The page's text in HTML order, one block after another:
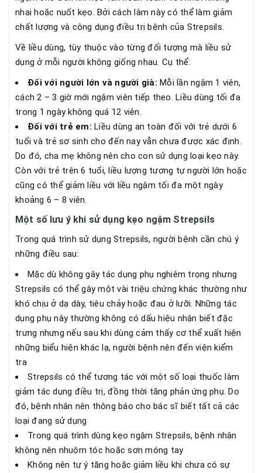
nhai hoặc nuốt kẹo. Bởi cách làm này có thể làm giảm
chất lượng và công dụng điều trị bệnh của Strepsils.
Về liều dùng, tùy thuộc vào từng đối tượng mà liều sử
dụng ở mỗi người không giống nhau. Cụ thể:
Đối với người lớn và người già: Mỗi lần ngậm 1 viên,
cách 2 – 3 giờ mới ngậm viên tiếp theo. Liều dùng tối đa
trong 1 ngày không quá 12 viên.
Đối với trẻ em: Liều dùng an toàn đối với trẻ dưới 6
tuổi và trẻ sơ sinh cho đến nay vẫn chưa được xác định.
Do đó, cha mẹ không nên cho con sử dụng loại kẹo này.
Còn với trẻ trên 6 tuổi, liều lượng tương tự người lớn hoặc
cũng có thể giảm liều với liều ngậm tối đa một ngày
khoảng 6 – 8 viên.
Một số lưu ý khi sử dụng kẹo ngậm Strepsils
Trong quá trình sử dụng Strepsils, người bệnh cần chú ý
những điều sau:
Mặc dù không gây tác dụng phụ nghiêm trọng nhưng
Strepsils có thể gây một vài triệu chứng khác thường như
khó chịu ở dạ dày, tiêu chảy hoặc đau ở lưỡi. Những tác
dụng phụ này thường không có dấu hiệu nhận biết đặc
trưng nhưng nếu sau khi dùng cảm thấy cơ thể xuất hiện
những biểu hiện khác lạ, người bệnh nên đến viện kiểm
tra
Strepsils có thể tương tác với một số loại thuốc làm
giảm tác dụng điều trị, đồng thời tăng phản ứng phụ. Do
đó, bệnh nhân nên thông báo cho bác sĩ biết tất cả các
loại đang sử dụng
Trong quá trình dùng kẹo ngậm Strepsils, bệnh nhân
không nên nhuộm tóc hoặc sơn móng tay
Không nên tự ý tăng hoặc giảm liều khi chưa có sự